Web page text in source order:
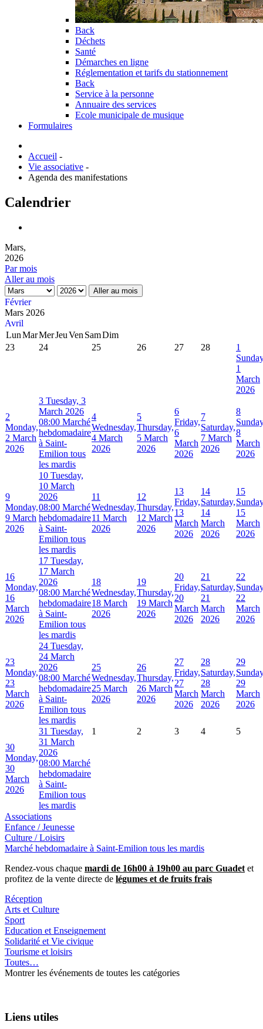
Back
Déchets
Santé
Démarches en ligne
Réglementation et tarifs du stationnement
Back
Service à la personne
Annuaire des services
Ecole municipale de musique
Formulaires
Accueil -
Vie associative -
Agenda des manifestations
Calendrier
Mars,
2026
Par mois
Aller au mois
Aller au mois
Février
Mars 2026
Avril
LunMarMerJeuVen SamDim
23
24 25 26 27 28
1
1
March
2026
2
Monday,
2 March
2026
3 Tuesday, 3
March 2026
08:00 Marché
hebdomadaire
à Saint-
Emilion tous
les mardis
4
Wednesday,
4 March
2026
5
Thursday,
5 March
2026
6
Friday,
6
March
2026
7
Saturday,
7 March
2026
8
8
March
2026
9
Monday,
9 March
2026
10 Tuesday,
10 March
2026
08:00 Marché
hebdomadaire
à Saint-
Emilion tous
les mardis
11
Wednesday,
11 March
2026
12
Thursday,
12 March
2026
13
Friday,
13
March
2026
14
Saturday,
14
March
2026
15
15
March
2026
16
Monday,
16
March
2026
17 Tuesday,
17 March
2026
08:00 Marché
hebdomadaire
à Saint-
Emilion tous
les mardis
18
Wednesday,
18 March
2026
19
Thursday,
19 March
2026
20
Friday,
20
March
2026
21
Saturday,
21
March
2026
22
22
March
2026
23
Monday,
23
March
2026
24 Tuesday,
24 March
2026
08:00 Marché
hebdomadaire
à Saint-
Emilion tous
les mardis
25
Wednesday,
25 March
2026
26
Thursday,
26 March
2026
27
Friday,
27
March
2026
28
Saturday,
28
March
2026
29
29
March
2026
30
Monday,
30
March
2026
31 Tuesday,
31 March
2026
08:00 Marché
hebdomadaire
à Saint-
Emilion tous
les mardis
1 2 3 4 5
Associations
Enfance / Jeunesse
Culture / Loisirs
Marché hebdomadaire à Saint-Emilion tous les mardis
Rendez-vous chaque mardi de 16h00 à 19h00 au parc Guadet et
profitez de la vente directe de légumes et de fruits frais
Réception
Arts et Culture
Sport
Education et Enseignement
Solidarité et Vie civique
Tourisme et loisirs
Toutes…
Montrer les événements de toutes les catégories
Liens utiles